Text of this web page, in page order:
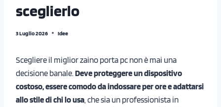
sceglierlo
3 Luglio 2026 Idee
Scegliere il miglior zaino porta pc non è mai una
decisione banale. Deve proteggere un dispositivo
costoso, essere comodo da indossare per ore e adattarsi
allo stile di chi lo usa , che sia un professionista in